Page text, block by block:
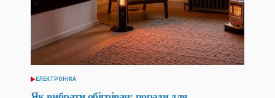
ОПУБЛІКУВАТИ
У
ЕЛЕКТРОНІКА